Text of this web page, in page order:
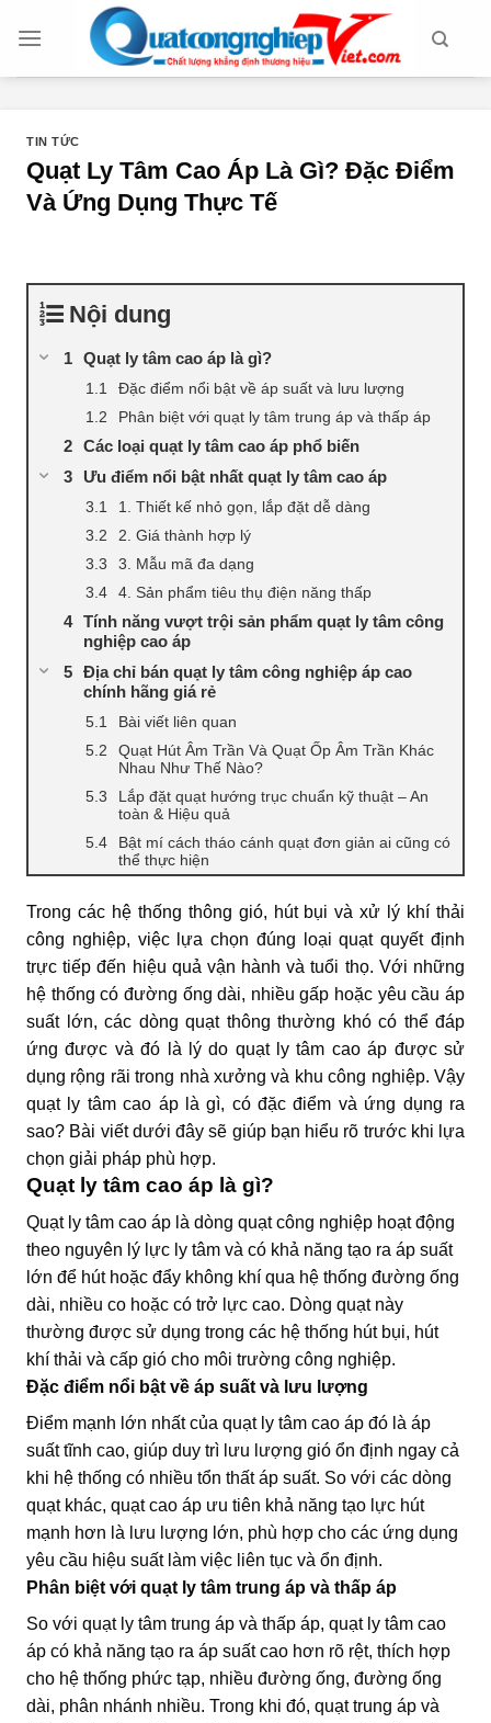
đến
TIN TỨC
Quạt Ly Tâm Cao Áp Là Gì? Đặc Điểm
Và Ứng Dụng Thực Tế
Nội dung
Quạt ly tâm cao áp là gì?
Đặc điểm nổi bật về áp suất và lưu lượng
Phân biệt với quạt ly tâm trung áp và thấp áp
Các loại quạt ly tâm cao áp phổ biến
Ưu điểm nổi bật nhất quạt ly tâm cao áp
1. Thiết kế nhỏ gọn, lắp đặt dễ dàng
2. Giá thành hợp lý
3. Mẫu mã đa dạng
4. Sản phẩm tiêu thụ điện năng thấp
Tính năng vượt trội sản phẩm quạt ly tâm công
nghiệp cao áp
Địa chỉ bán quạt ly tâm công nghiệp áp cao
chính hãng giá rẻ
Bài viết liên quan
Quạt Hút Âm Trần Và Quạt Ốp Âm Trần Khác
Nhau Như Thế Nào?
Lắp đặt quạt hướng trục chuẩn kỹ thuật – An
toàn & Hiệu quả
Bật mí cách tháo cánh quạt đơn giản ai cũng có
thể thực hiện
Trong các hệ thống thông gió, hút bụi và xử lý khí thải
công nghiệp, việc lựa chọn đúng loại quạt quyết định
trực tiếp đến hiệu quả vận hành và tuổi thọ. Với những
hệ thống có đường ống dài, nhiều gấp hoặc yêu cầu áp
suất lớn, các dòng quạt thông thường khó có thể đáp
ứng được và đó là lý do quạt ly tâm cao áp được sử
dụng rộng rãi trong nhà xưởng và khu công nghiệp. Vậy
quạt ly tâm cao áp là gì, có đặc điểm và ứng dụng ra
sao? Bài viết dưới đây sẽ giúp bạn hiểu rõ trước khi lựa
chọn giải pháp phù hợp.
Quạt ly tâm cao áp là gì?
Quạt ly tâm cao áp là dòng quạt công nghiệp hoạt động
theo nguyên lý lực ly tâm và có khả năng tạo ra áp suất
lớn để hút hoặc đẩy không khí qua hệ thống đường ống
dài, nhiều co hoặc có trở lực cao. Dòng quạt này
thường được sử dụng trong các hệ thống hút bụi, hút
khí thải và cấp gió cho môi trường công nghiệp.
Đặc điểm nổi bật về áp suất và lưu lượng
Điểm mạnh lớn nhất của quạt ly tâm cao áp đó là áp
suất tĩnh cao, giúp duy trì lưu lượng gió ổn định ngay cả
khi hệ thống có nhiều tổn thất áp suất. So với các dòng
quạt khác, quạt cao áp ưu tiên khả năng tạo lực hút
mạnh hơn là lưu lượng lớn, phù hợp cho các ứng dụng
yêu cầu hiệu suất làm việc liên tục và ổn định.
Phân biệt với quạt ly tâm trung áp và thấp áp
So với quạt ly tâm trung áp và thấp áp, quạt ly tâm cao
áp có khả năng tạo ra áp suất cao hơn rõ rệt, thích hợp
cho hệ thống phức tạp, nhiều đường ống, đường ống
dài, phân nhánh nhiều. Trong khi đó, quạt trung áp và